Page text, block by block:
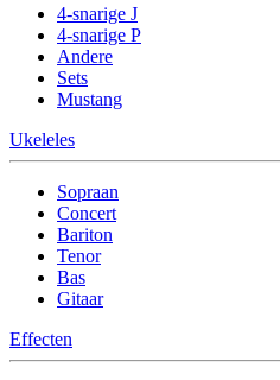
4-snarige J
4-snarige P
Andere
Sets
Mustang
Ukeleles
Sopraan
Concert
Bariton
Tenor
Bas
Gitaar
Effecten